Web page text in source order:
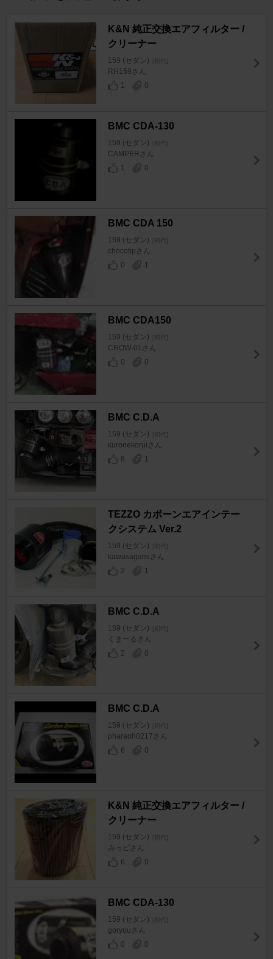
K&N 純正交換エアフィルター /
クリーナー
159 (セダン) [初代]
RH159さん
1
0
BMC CDA-130
159 (セダン) [初代]
CAMPERさん
1
0
BMC CDA 150
159 (セダン) [初代]
chocotipさん
0
1
BMC CDA150
159 (セダン) [初代]
CROW-01さん
0
0
BMC C.D.A
159 (セダン) [初代]
kuronekoruiさん
8
1
TEZZO カボーンエアインテー
クシステム Ver.2
159 (セダン) [初代]
kawasagamiさん
2
1
BMC C.D.A
159 (セダン) [初代]
くまーるさん
2
0
BMC C.D.A
159 (セダン) [初代]
pharaoh0217さん
6
0
K&N 純正交換エアフィルター /
クリーナー
159 (セダン) [初代]
みっピさん
6
0
BMC CDA-130
159 (セダン) [初代]
goryouさん
0
0